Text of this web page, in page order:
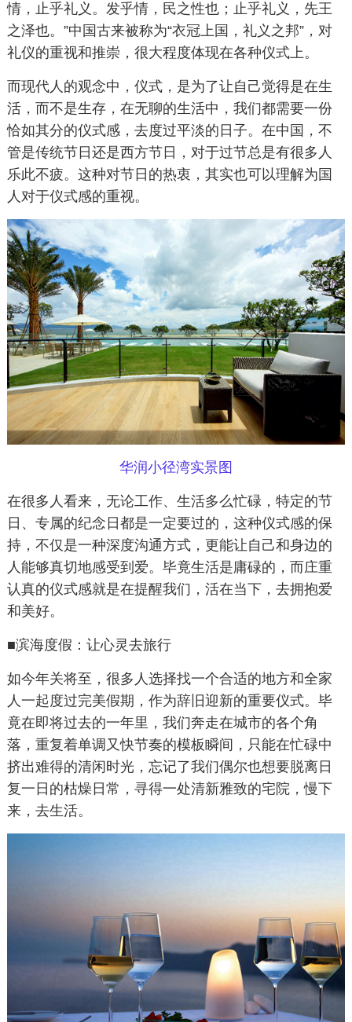
情，止乎礼义。发乎情，民之性也；止乎礼义，先王
之泽也。”中国古来被称为“衣冠上国，礼义之邦”，对
礼仪的重视和推崇，很大程度体现在各种仪式上。
而现代人的观念中，仪式，是为了让自己觉得是在生
活，而不是生存，在无聊的生活中，我们都需要一份
恰如其分的仪式感，去度过平淡的日子。在中国，不
管是传统节日还是西方节日，对于过节总是有很多人
乐此不疲。这种对节日的热衷，其实也可以理解为国
人对于仪式感的重视。
华润小径湾实景图
在很多人看来，无论工作、生活多么忙碌，特定的节
日、专属的纪念日都是一定要过的，这种仪式感的保
持，不仅是一种深度沟通方式，更能让自己和身边的
人能够真切地感受到爱。毕竟生活是庸碌的，而庄重
认真的仪式感就是在提醒我们，活在当下，去拥抱爱
和美好。
■滨海度假：让心灵去旅行
如今年关将至，很多人选择找一个合适的地方和全家
人一起度过完美假期，作为辞旧迎新的重要仪式。毕
竟在即将过去的一年里，我们奔走在城市的各个角
落，重复着单调又快节奏的模板瞬间，只能在忙碌中
挤出难得的清闲时光，忘记了我们偶尔也想要脱离日
复一日的枯燥日常，寻得一处清新雅致的宅院，慢下
来，去生活。